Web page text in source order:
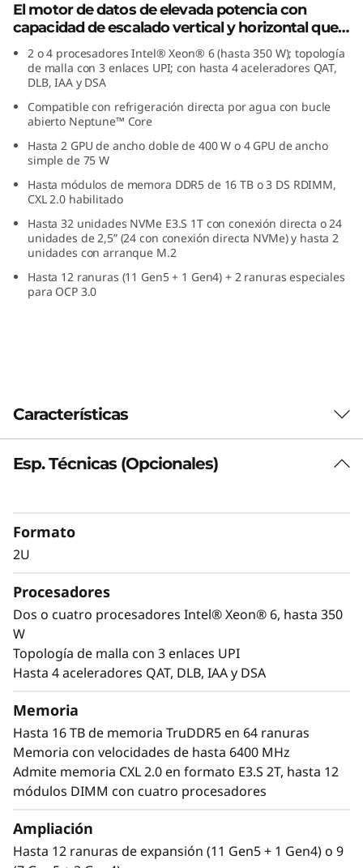
n
o
n
o
r
d
o
m
a
2
U
El motor de datos de elevada potencia con
capacidad de escalado vertical y horizontal que
impulsa empresas de todos los tamaños.
2 o 4 procesadores Intel® Xeon® 6 (hasta 350 W); topología
de malla con 3 enlaces UPI; con hasta 4 aceleradores QAT,
DLB, IAA y DSA
Compatible con refrigeración directa por agua con bucle
abierto Neptune™ Core
Hasta 2 GPU de ancho doble de 400 W o 4 GPU de ancho
simple de 75 W
Hasta módulos de memora DDR5 de 16 TB o 3 DS RDIMM,
CXL 2.0 habilitado
Hasta 32 unidades NVMe E3.S 1T con conexión directa o 24
unidades de 2,5” (24 con conexión directa NVMe) y hasta 2
unidades con arranque M.2
Hasta 12 ranuras (11 Gen5 + 1 Gen4) + 2 ranuras especiales
para OCP 3.0
Características
Ejecute con confianza sus cargas de
CRM, plataformas de inteligencia empresarial y
ThinkSystem SR850 V4 está diseñado para
escalarse horizontal y verticalmente, con un
que ejecuta sus cargas de trabajo y da impulso
a su empresa. Con hasta cuatro procesadores
y expansión disponible para hasta cuatro GPU
de tamaño completo y hasta 32 unidades,
usted puede poner en funcionamiento y
escalar con confianza sus cargas de trabajo
más críticas en el ThinkSystem SR850 V4.
Esp. Técnicas (Opcionales)
Formato
2U
Procesadores
Dos o cuatro procesadores Intel® Xeon® 6, hasta 350
W
Topología de malla con 3 enlaces UPI
Hasta 4 aceleradores QAT, DLB, IAA y DSA
Memoria
Hasta 16 TB de memoria TruDDR5 en 64 ranuras
Memoria con velocidades de hasta 6400 MHz
Admite memoria CXL 2.0 en formato E3.S 2T, hasta 12
módulos DIMM con cuatro procesadores
Ampliación
Hasta 12 ranuras de expansión (11 Gen5 + 1 Gen4) o 9